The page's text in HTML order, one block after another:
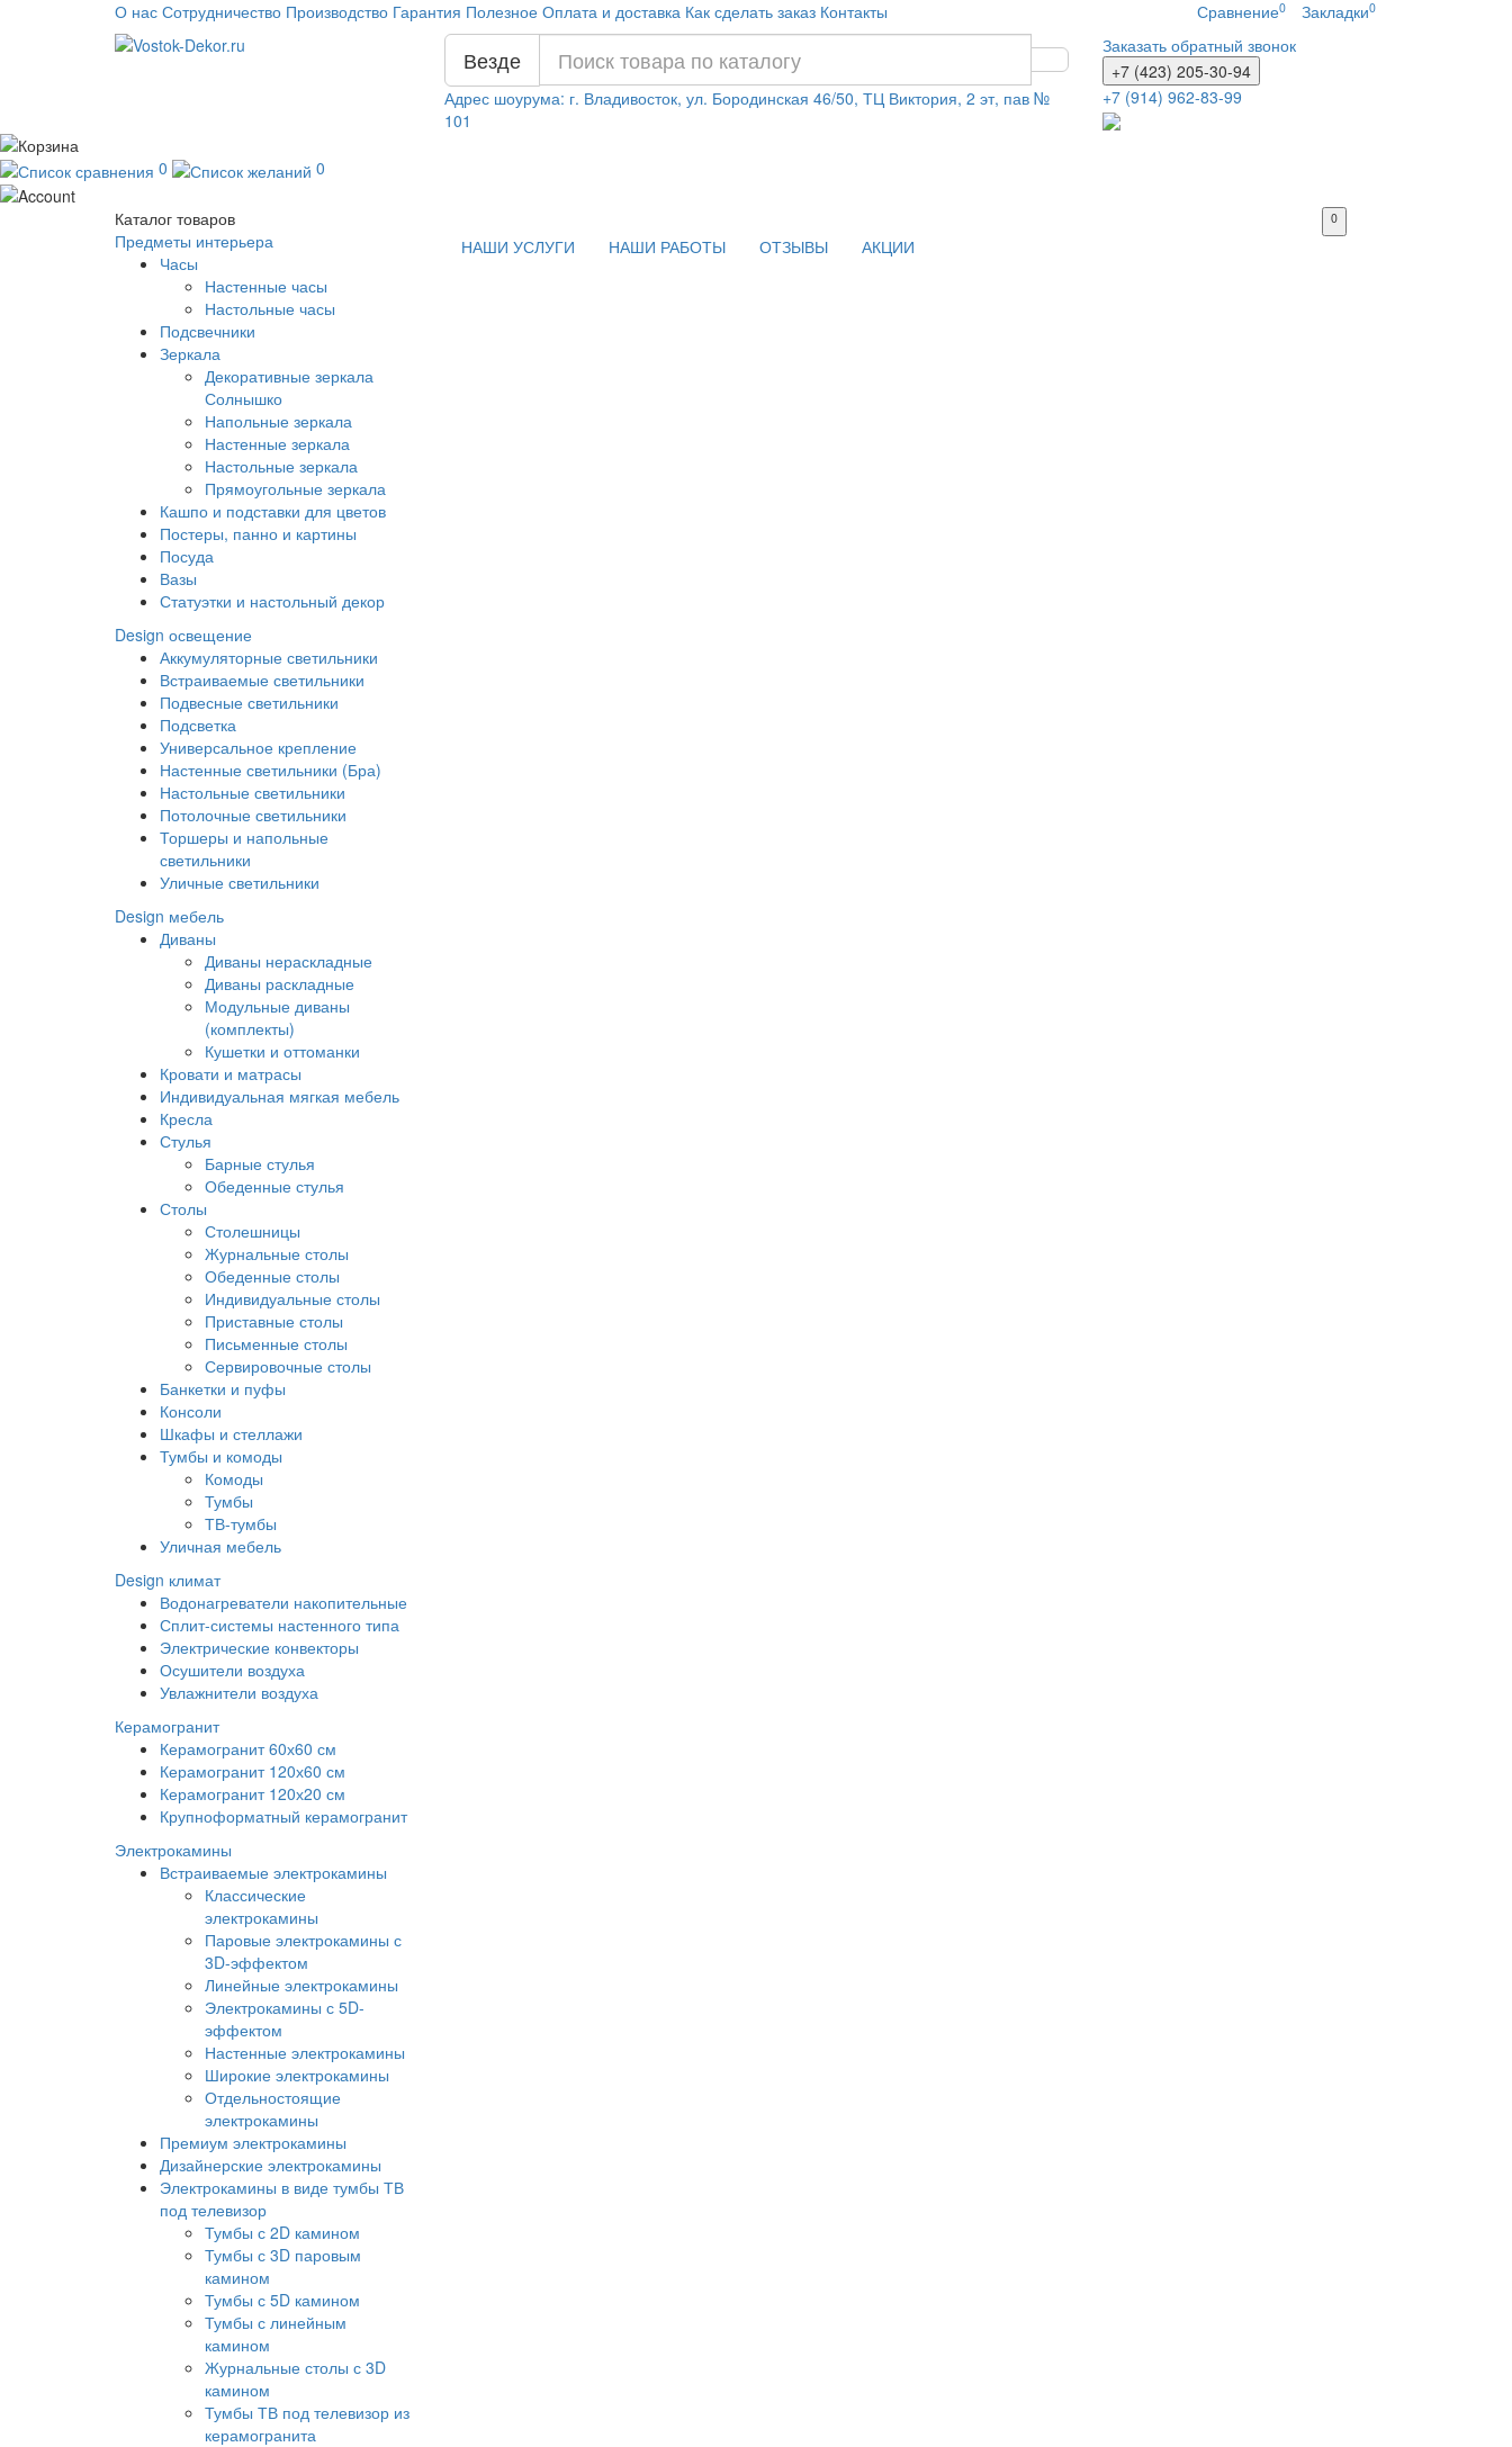
О нас Сотрудничество Производство Гарантия Полезное Оплата и доставка Как сделать заказ Контакты Сравнение0 Закладки0
Везде
Адрес шоурума: г. Владивосток, ул. Бородинская 46/50, ТЦ Виктория, 2 эт, пав №
101
Заказать обратный звонок
+7 (423) 205-30-94
+7 (914) 962-83-99
0 0
Каталог товаров
Предметы интерьера
Часы
Настенные часы
Настольные часы
Подсвечники
Зеркала
Декоративные зеркала
Солнышко
Напольные зеркала
Настенные зеркала
Настольные зеркала
Прямоугольные зеркала
Кашпо и подставки для цветов
Постеры, панно и картины
Посуда
Вазы
Статуэтки и настольный декор
Design освещение
Аккумуляторные светильники
Встраиваемые светильники
Подвесные светильники
Подсветка
Универсальное крепление
Настенные светильники (Бра)
Настольные светильники
Потолочные светильники
Торшеры и напольные
светильники
Уличные светильники
Design мебель
Диваны
Диваны нераскладные
Диваны раскладные
Модульные диваны
(комплекты)
Кушетки и оттоманки
Кровати и матрасы
Индивидуальная мягкая мебель
Кресла
Стулья
Барные стулья
Обеденные стулья
Столы
Столешницы
Журнальные столы
Обеденные столы
Индивидуальные столы
Приставные столы
Письменные столы
Сервировочные столы
Банкетки и пуфы
Консоли
Шкафы и стеллажи
Тумбы и комоды
Комоды
Тумбы
ТВ-тумбы
Уличная мебель
Design климат
Водонагреватели накопительные
Сплит-системы настенного типа
Электрические конвекторы
Осушители воздуха
Увлажнители воздуха
Керамогранит
Керамогранит 60х60 см
Керамогранит 120х60 см
Керамогранит 120х20 см
Крупноформатный керамогранит
Электрокамины
Встраиваемые электрокамины
Классические
электрокамины
Паровые электрокамины с
3D-эффектом
Линейные электрокамины
Электрокамины с 5D-
эффектом
Настенные электрокамины
Широкие электрокамины
Отдельностоящие
электрокамины
Премиум электрокамины
Дизайнерские электрокамины
Электрокамины в виде тумбы ТВ
под телевизор
Тумбы с 2D камином
Тумбы с 3D паровым
камином
Тумбы с 5D камином
Тумбы с линейным
камином
Журнальные столы с 3D
камином
Тумбы ТВ под телевизор из
керамогранита
НАШИ УСЛУГИ НАШИ РАБОТЫ ОТЗЫВЫ АКЦИИ
0